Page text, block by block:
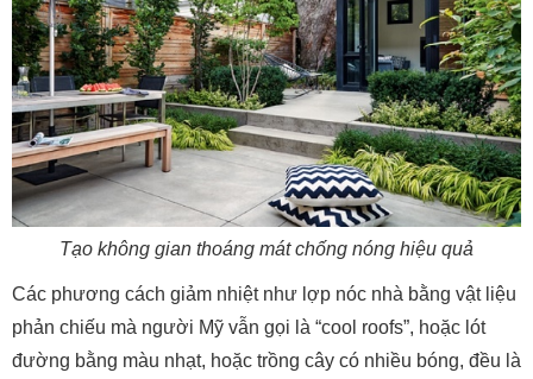
Tạo không gian thoáng mát chống nóng hiệu quả
Các phương cách giảm nhiệt như lợp nóc nhà bằng vật liệu
phản chiếu mà người Mỹ vẫn gọi là “cool roofs”, hoặc lót
đường bằng màu nhạt, hoặc trồng cây có nhiều bóng, đều là